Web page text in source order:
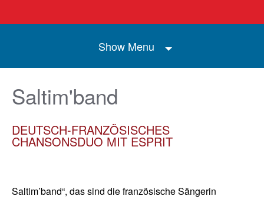
Show Menu
Saltim'band
DEUTSCH-FRANZÖSISCHES
CHANSONSDUO MIT ESPRIT
Saltim’band“, das sind die französische Sängerin